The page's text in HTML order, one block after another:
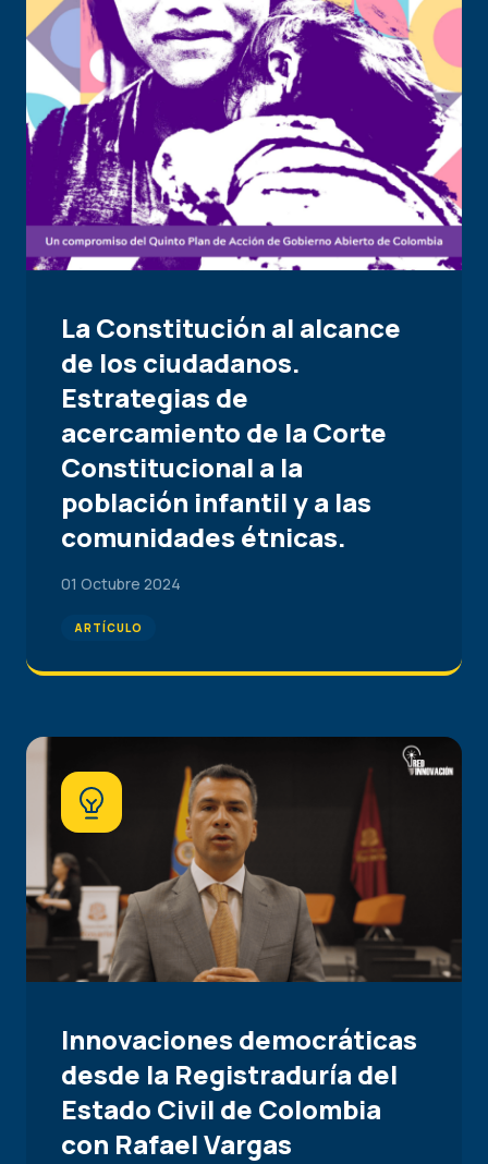
La Constitución al alcance
de los ciudadanos.
Estrategias de
acercamiento de la Corte
Constitucional a la
población infantil y a las
comunidades étnicas.
01 Octubre 2024
ARTÍCULO
Innovaciones democráticas
desde la Registraduría del
Estado Civil de Colombia
con Rafael Vargas